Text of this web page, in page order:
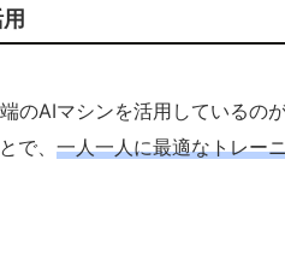
のAIマシンを活用しているの
で、 一人一人に最適なトレー